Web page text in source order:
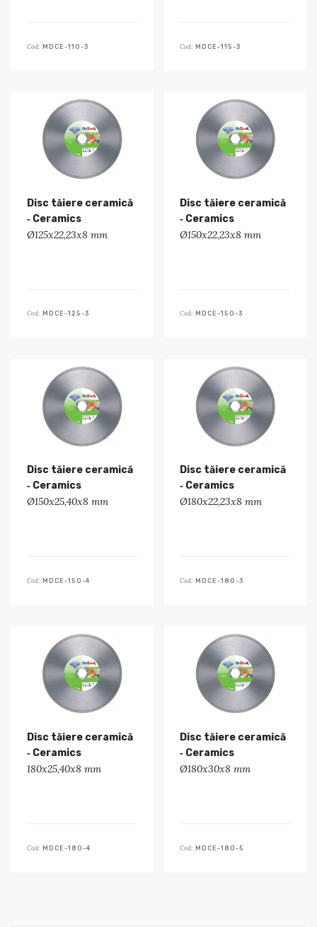
Cod: MDCE-110-3 Cod: MDCE-115-3
Disc tăiere ceramică
‑ Ceramics
Ø125x22,23x8 mm
Cod: MDCE-125-3
Disc tăiere ceramică
‑ Ceramics
Ø150x22,23x8 mm
Cod: MDCE-150-3
Disc tăiere ceramică
‑ Ceramics
Ø150x25,40x8 mm
Cod: MDCE-150-4
Disc tăiere ceramică
‑ Ceramics
Ø180x22,23x8 mm
Cod: MDCE-180-3
Disc tăiere ceramică
‑ Ceramics
180x25,40x8 mm
Cod: MDCE-180-4
Disc tăiere ceramică
‑ Ceramics
Ø180x30x8 mm
Cod: MDCE-180-5